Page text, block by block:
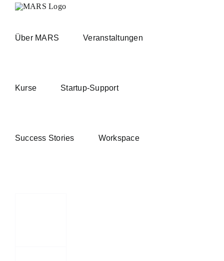
springen
Über MARS Veranstaltungen
Kurse Startup-Support
Success Stories Workspace